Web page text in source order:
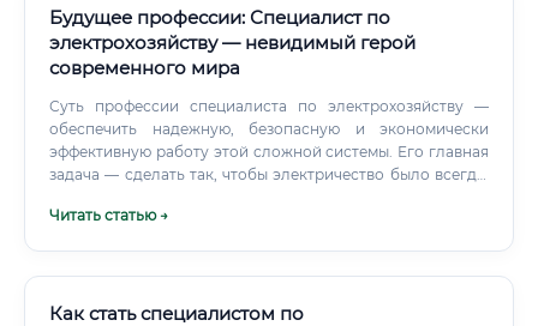
Будущее профессии: Специалист по
электрохозяйству — невидимый герой
современного мира
Суть профессии специалиста по электрохозяйству —
обеспечить надежную, безопасную и экономически
эффективную работу этой сложной системы. Его главная
задача — сделать так, чтобы электричество было всегда,
и оборудования. Это работа на стыке инженерии,
Читать статью →
Как стать специалистом по